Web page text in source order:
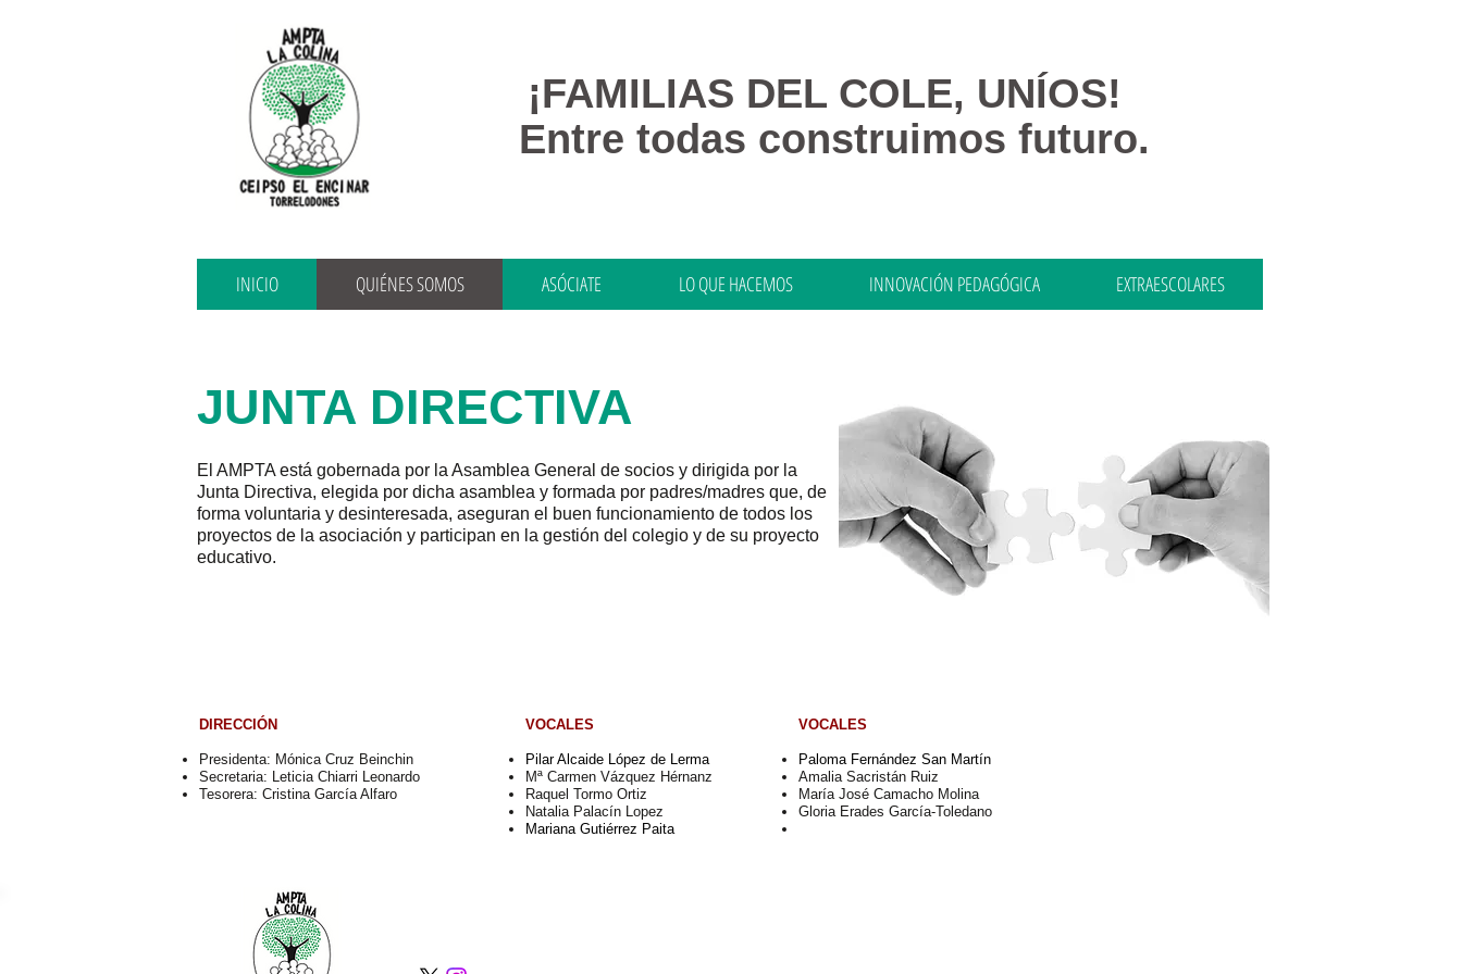
¡FAMILIAS DEL COLE, UNÍOS!
Entre todas construimos futuro.
JUNTA DIRECTIVA
El AMPTA está gobernada por la Asamblea General de socios y dirigida por la
Junta Directiva, elegida por dicha asamblea y formada por padres/madres que, de
forma voluntaria y desinteresada, aseguran el buen funcionamiento de todos los
proyectos de la asociación y participan en la gestión del colegio y de su proyecto
educativo.
DIRECCIÓN
Presidenta: Mónica Cruz Beinchin
Secretaria: Leticia Chiarri Leonardo
Tesorera: Cristina García Alfaro
VOCALES
Pilar Alcaide López de Lerma
Mª Carmen Vázquez Hérnanz
Raquel Tormo Ortiz
Natalia Palacín Lopez
Mariana Gutiérrez Paita
VOCALES
Paloma Fernández San Martín
Amalia Sacristán Ruiz
María José Camacho Molina
​Gloria Erades García-Toledano
INICIO QUIÉNES SOMOS ASÓCIATE LO QUE HACEMOS INNOVACIÓN PEDAGÓGICA EXTRAESCOLARES